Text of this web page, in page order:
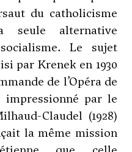
du catholicisme
seule alternative
Le sujet
par Krenek en 1930
de l’Opéra de
par le
Claudel (1928)
la même mission